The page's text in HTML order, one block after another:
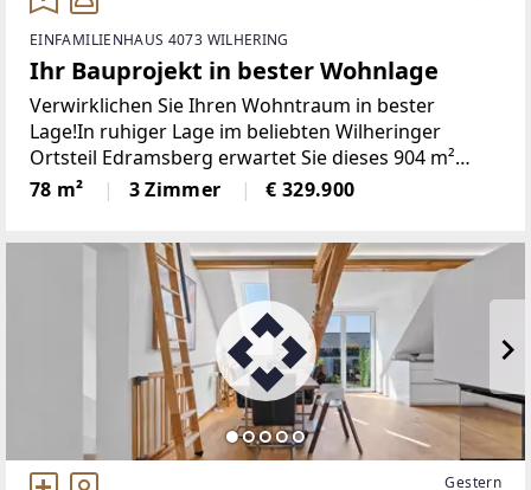
EINFAMILIENHAUS 4073 WILHERING
Ihr Bauprojekt in bester Wohnlage
Verwirklichen Sie Ihren Wohntraum in bester
Lage!In ruhiger Lage im beliebten Wilheringer
Ortsteil Edramsberg erwartet Sie dieses 904 m²
große Grundstück mit viel Potenzial. Ob Sie das
bestehende Einfamilienhaus sanieren oder Ihren
78 m² 3 Zimmer € 329.900
Gestern